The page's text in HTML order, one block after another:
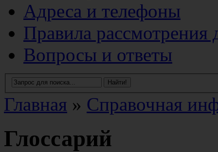
Адреса и телефоны
Правила рассмотрения
Вопросы и ответы
Главная » Справочная
Глоссарий